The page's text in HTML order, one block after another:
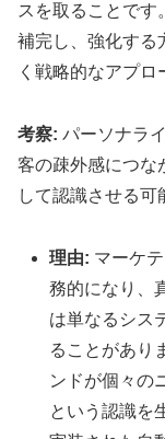
スを取ることです
補完し、強化する
く戦略的なアプロ
考察: パーソナラ
客の疎外感につな
して認識させる可
理由: マーケ
務的になり、
は単なるシス
ることがあり
ンドが個々の
という認識を